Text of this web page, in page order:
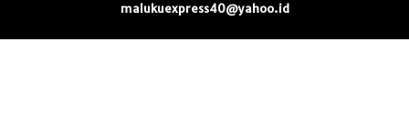
malukuexpress40@yahoo.id